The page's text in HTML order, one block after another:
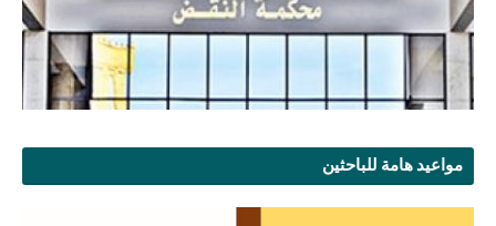
مواعيد هامة للباحثين